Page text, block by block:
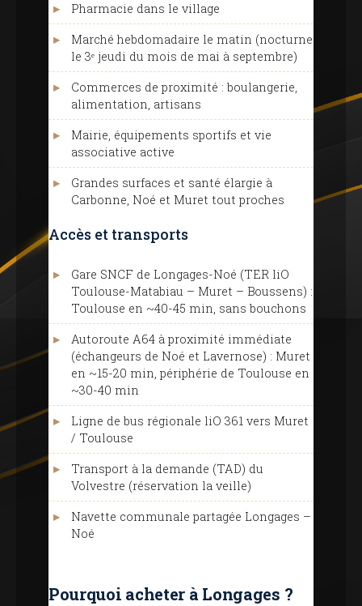
Pharmacie dans le village
Marché hebdomadaire le matin (nocturne
le 3ᵉ jeudi du mois de mai à septembre)
Commerces de proximité : boulangerie,
alimentation, artisans
Mairie, équipements sportifs et vie
associative active
Grandes surfaces et santé élargie à
Carbonne, Noé et Muret tout proches
Accès et transports
Gare SNCF de Longages-Noé (TER liO
Toulouse-Matabiau – Muret – Boussens) :
Toulouse en ~40-45 min, sans bouchons
Autoroute A64 à proximité immédiate
(échangeurs de Noé et Lavernose) : Muret
en ~15-20 min, périphérie de Toulouse en
~30-40 min
Ligne de bus régionale liO 361 vers Muret
/ Toulouse
Transport à la demande (TAD) du
Volvestre (réservation la veille)
Navette communale partagée Longages –
Noé
Pourquoi acheter à Longages ?